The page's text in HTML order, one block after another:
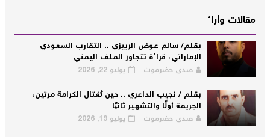
مقالات وأراء
بقلم/ سالم عوض الربيزي .. التقارب السعودي
الإماراتي، قراءة تتجاوز الملف اليمني
صدى حضرموت يوليو 22, 2026
بقلم / نجيب الداعري .. حين تُغتال الكرامة مرتين،
الجريمة أولًا والتشهير ثانيًا
صدى حضرموت يوليو 19, 2026